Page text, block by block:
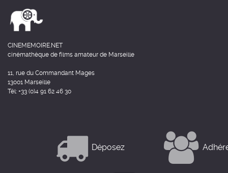
CINEMEMOIRE.NET
cinémathèque de films amateur de Marseille
11, rue du Commandant Mages
13001 Marseille
Tél: +33 (0)4 91 62 46 30
Déposez